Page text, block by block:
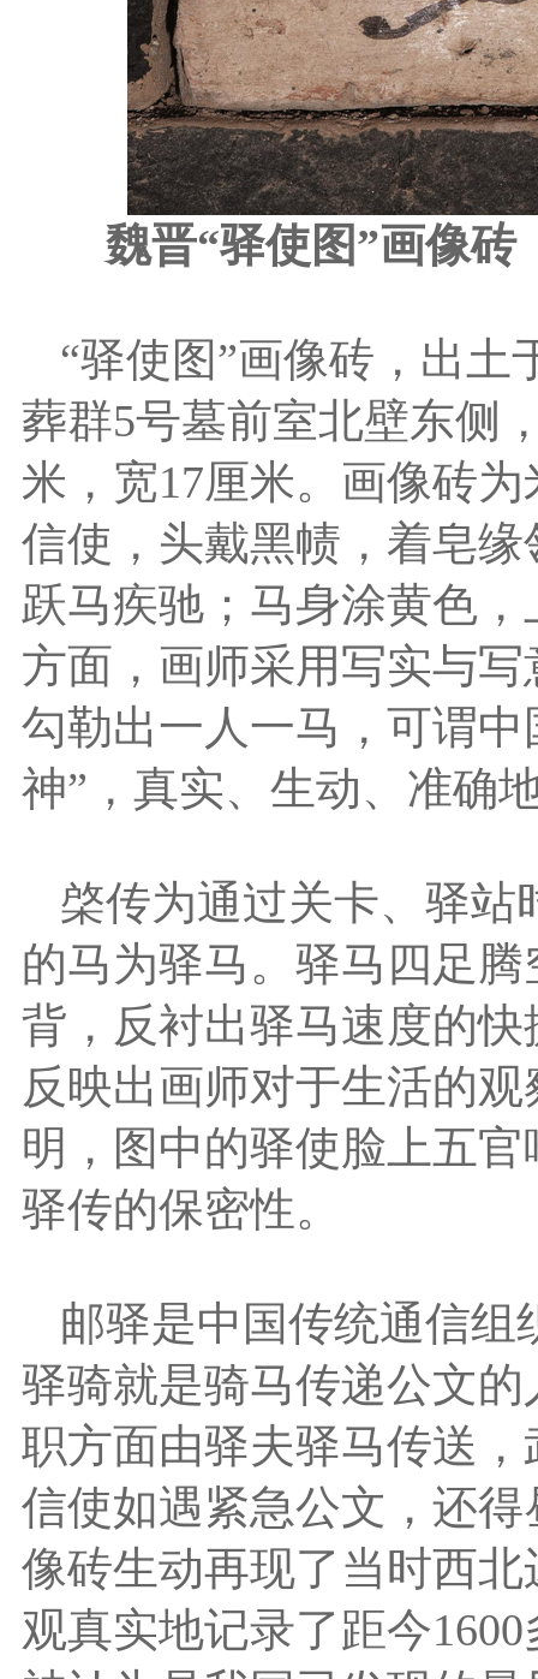
魏晋“驿使图”画像
“驿使图”画像砖，出土
葬群5号墓前室北壁东侧
米，宽17厘米。画像砖
信使，头戴黑帻，着皂
跃马疾驰；马身涂黄色
方面，画师采用写实与
勾勒出一人一马，可谓
神”，真实、生动、准确
棨传为通过关卡、驿站
的马为驿马。驿马四足
背，反衬出驿马速度的
反映出画师对于生活的
明，图中的驿使脸上五
驿传的保密性。
邮驿是中国传统通信
驿骑就是骑马传递公文
职方面由驿夫驿马传送
信使如遇紧急公文，还
像砖生动再现了当时西
观真实地记录了距今